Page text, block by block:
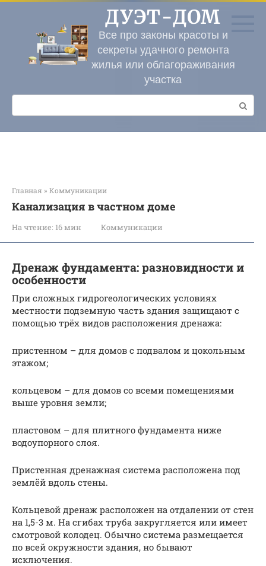
Перейти
контенту
ДУЭТ-ДОМ
Все про законы красоты и
секреты удачного ремонта
жилья или облагораживания
участка
Поиск:
Главная » Коммуникации
Канализация в частном доме
На чтение: 16 мин Коммуникации
Дренаж фундамента: разновидности и
особенности
При сложных гидрогеологических условиях
местности подземную часть здания защищают с
помощью трёх видов расположения дренажа:
пристенном – для домов с подвалом и цокольным
этажом;
кольцевом – для домов со всеми помещениями
выше уровня земли;
пластовом – для плитного фундамента ниже
водоупорного слоя.
Пристенная дренажная система расположена под
землёй вдоль стены.
Кольцевой дренаж расположен на отдалении от стен
на 1,5-3 м. На сгибах труба закругляется или имеет
смотровой колодец. Обычно система размещается
по всей окружности здания, но бывают
исключения.